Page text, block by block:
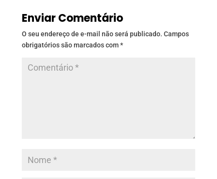
Enviar Comentário
O seu endereço de e-mail não será publicado. Campos
obrigatórios são marcados com*